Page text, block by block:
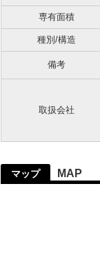
専有面積
種別/構造
備考
取扱会社
マップ MAP